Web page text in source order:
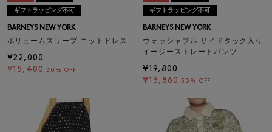
ギフトラッピング不可
BARNEYS NEW YORK
ボリュームスリーブ ニットドレス
¥22,000
¥15,400 30% OFF
ギフトラッピング不可
BARNEYS NEW YORK
ウォッシャブル サイドタック入り
イージーストレートパンツ
¥19,800
¥13,860 30% OFF